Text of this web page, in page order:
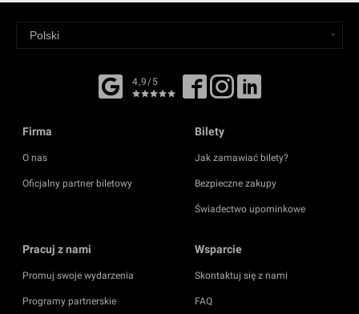
4,9/5
Firma
O nas
Oficjalny partner biletowy
Bilety
Jak zamawiać bilety?
Bezpieczne zakupy
Świadectwo upominkowe
Pracuj z nami
Promuj swoje wydarzenia
Programy partnerskie
Wsparcie
Skontaktuj się z nami
FAQ